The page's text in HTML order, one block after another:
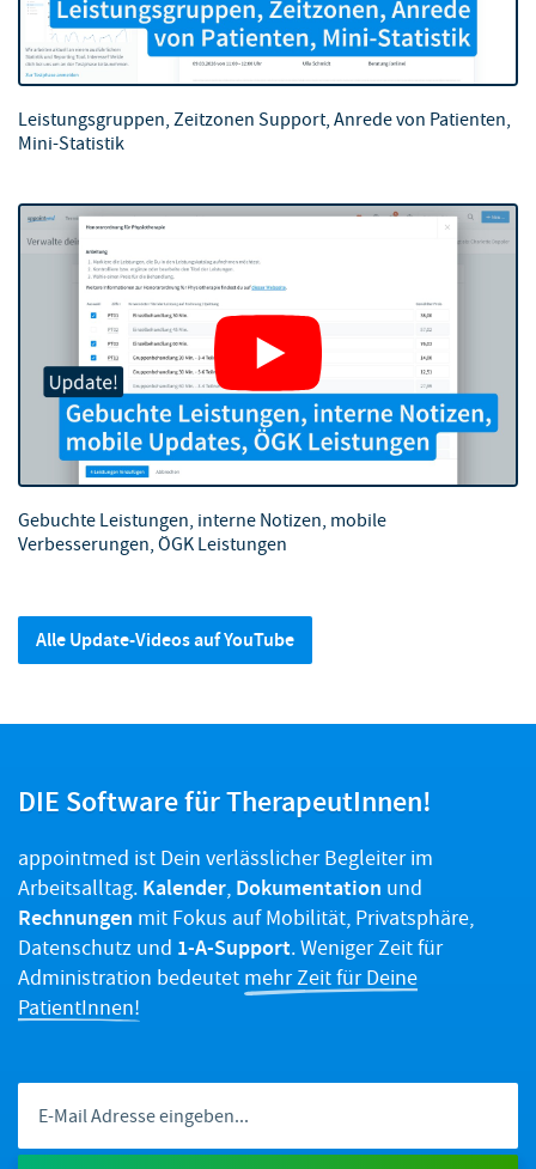
Leistungsgruppen, Zeitzonen Support, Anrede von Patienten,
Mini-Statistik
Gebuchte Leistungen, interne Notizen, mobile
Verbesserungen, ÖGK Leistungen
Alle Update-Videos auf YouTube
DIE Software für TherapeutInnen!
appointmed ist Dein verlässlicher Begleiter im
Arbeitsalltag. Kalender, Dokumentation und
Rechnungen mit Fokus auf Mobilität, Privatsphäre,
Datenschutz und 1-A-Support. Weniger Zeit für
Administration bedeutet mehr Zeit für Deine
PatientInnen!